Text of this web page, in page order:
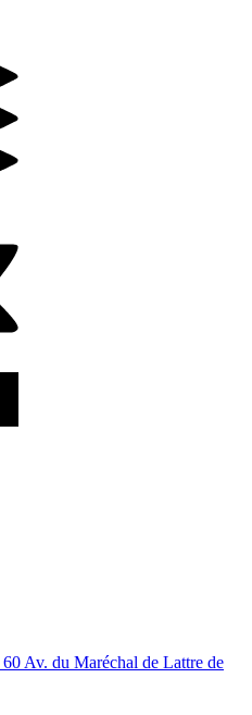
60 Av. du Maréchal de Lattre de